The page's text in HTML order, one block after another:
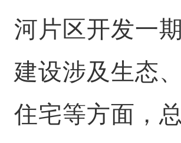
河片区开发一
建设涉及生态、
住宅等方面，